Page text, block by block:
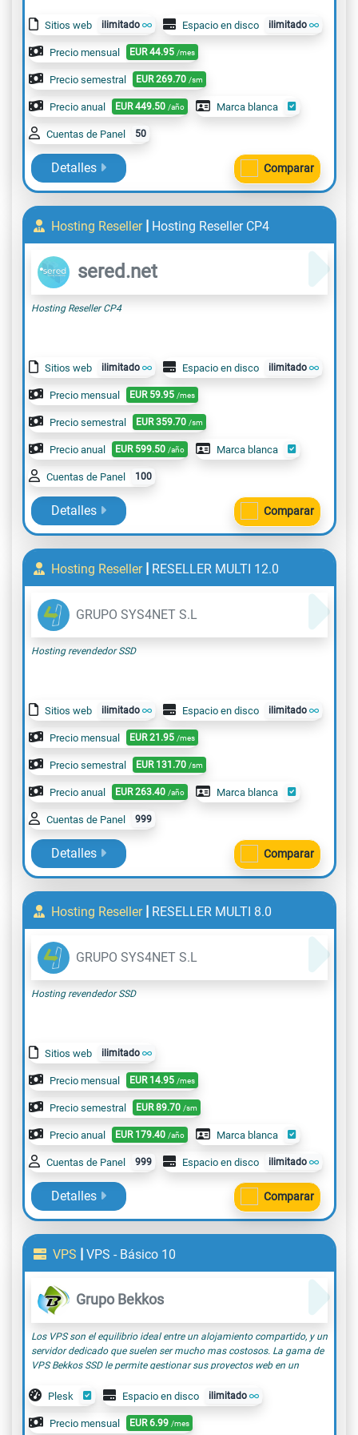
Sitios web ilimitado Espacio en disco ilimitado
Precio mensual EUR 44.95 /mes
Precio semestral EUR 269.70 /sm
Precio anual EUR 449.50 /año Marca blanca
Cuentas de Panel 50
Detalles Comparar
Hosting Reseller | Hosting Reseller CP4
sered.net
Hosting Reseller CP4
Sitios web ilimitado Espacio en disco ilimitado
Precio mensual EUR 59.95 /mes
Precio semestral EUR 359.70 /sm
Precio anual EUR 599.50 /año Marca blanca
Cuentas de Panel 100
Detalles Comparar
Hosting Reseller | RESELLER MULTI 12.0
GRUPO SYS4NET S.L
Hosting revendedor SSD
Sitios web ilimitado Espacio en disco ilimitado
Precio mensual EUR 21.95 /mes
Precio semestral EUR 131.70 /sm
Precio anual EUR 263.40 /año Marca blanca
Cuentas de Panel 999
Detalles Comparar
Hosting Reseller | RESELLER MULTI 8.0
GRUPO SYS4NET S.L
Hosting revendedor SSD
Sitios web ilimitado
Precio mensual EUR 14.95 /mes
Precio semestral EUR 89.70 /sm
Precio anual EUR 179.40 /año Marca blanca
Cuentas de Panel 999 Espacio en disco ilimitado
Detalles Comparar
VPS | VPS - Básico 10
Grupo Bekkos
Los VPS son el equilibrio ideal entre un alojamiento compartido, y un
servidor dedicado que suelen ser mucho mas costosos. La gama de
VPS Bekkos SSD le permite gestionar sus proyectos web en un
un potente panel de control, sencillo y rápido. El VPS Básico 10, tiene
la potencia suficiente para albergar pequeños proyectos, por
ejemplo proyectos educativos(para institutos, academias,
Plesk Espacio en disco ilimitado
Precio mensual EUR 6.99 /mes